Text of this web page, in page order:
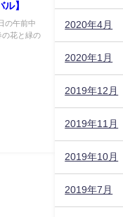
】
の午前中
の花と緑の
2020年4月
2020年1月
2019年12月
2019年11月
2019年10月
2019年7月